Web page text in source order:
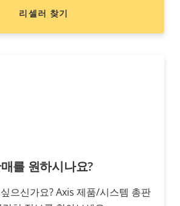
리셀러 찾기
를 원하시나요?
으신가요? Axis 제품/시스템 총판